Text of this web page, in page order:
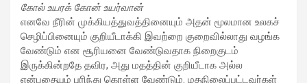
கோல் உயரக் கோன் உயர்வான்
எனவே நீரின் முக்கியத்துவத்தினையும் அதன் மூலமான உலகச்
செழிப்பினையும் குறியீடாக்கி இவற்றை குறைவில்லாது வழங்க
வேண்டும் என சூரியனை வேண்டுவதாக நிறைகுடம்
இருக்கின்றதே தவிர, அது மதத்தின் குறியீடாக அல்ல
என்பதையும் புரிந்து கொள்ள வேண்டும். மதநிலைப்பட்டவர்கள்